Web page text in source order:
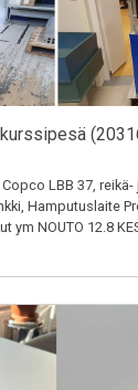
LBB 37, reikä-
Hamputuslaite
ym NOUTO 12.8